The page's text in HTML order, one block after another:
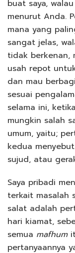
buat saya,
menurut Anda.
mana yang
sangat jelas,
tidak berkenan,
usah repot
dan mau
sesuai
selama ini,
mungkin salah
umum, yaitu;
kedua
sujud, atau
Saya pribadi
terkait masalah
salat adalah
hari kiamat,
semua mafhum
pertanyaannya